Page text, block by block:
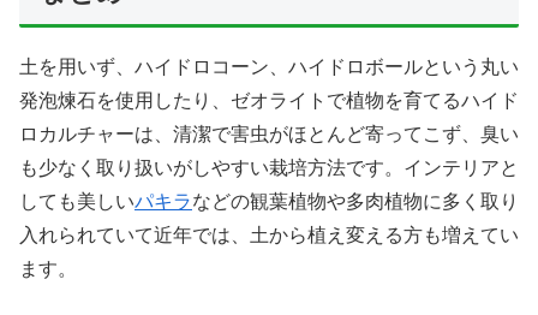
土を用いず、ハイドロコーン、ハイドロボールという丸い
発泡煉石を使用したり、ゼオライトで植物を育てるハイド
ロカルチャーは、清潔で害虫がほとんど寄ってこず、臭い
も少なく取り扱いがしやすい栽培方法です。インテリアと
しても美しいパキラなどの観葉植物や多肉植物に多く取り
入れられていて近年では、土から植え変える方も増えてい
ます。